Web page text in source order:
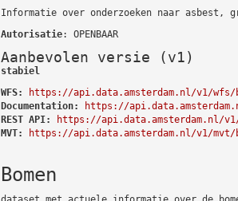
Informatie over onderzoeken naar asbest,
Autorisatie: OPENBAAR
Aanbevolen versie (v1)
stabiel
WFS:
https://api.data.amsterdam.nl/v1/wfs/
Documentation:
https://
REST API:
https://api.data.amsterdam.nl/v1/
MVT:
https://api.data.amsterdam.nl/v1/mvt/
Bomen